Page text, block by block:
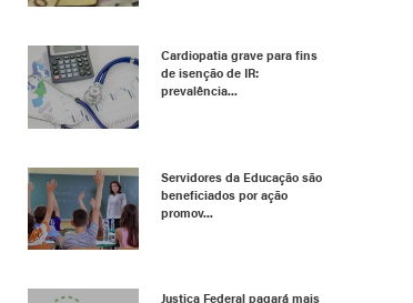
Cardiopatia grave para fins
de isenção de IR:
prevalência...
Servidores da Educação são
beneficiados por ação
promov...
Justiça Federal pagará mais